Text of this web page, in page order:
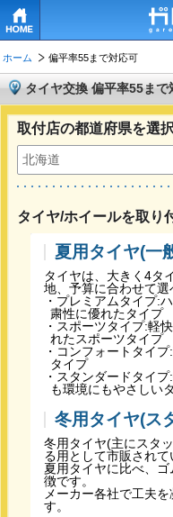
ホーム 偏平率55まで対応可
タイヤ交換 偏平率55まで
取付店の都道府県を選
タイヤ/ホイールを取り
夏用タイヤ(一
タイヤは、大きく4タ
地、予算に合わせて選
・プレミアムタイプ:
粛性に優れたタイプ
・スポーツタイプ:軽
れたスポーツタイプ
・コンフォートタイ
タイプ
・スタンダードタイ
も環境にもやさしい
冬用タイヤ(ス
冬用タイヤ(主にスタ
る用として市販されて
夏用タイヤに比べ、
徴です。
メーカー各社で工夫
す。